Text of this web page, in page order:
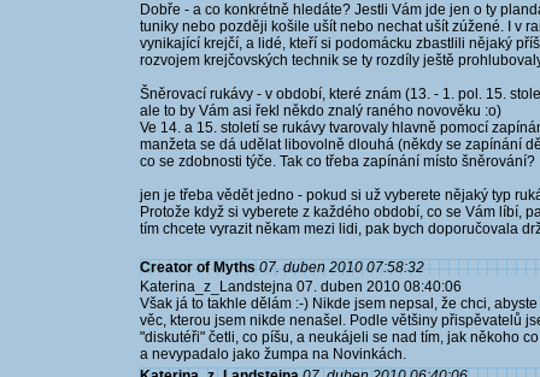
Dobře - a co konkrétně hledáte? Jestli Vám jde jen o ty
tuniky nebo později košile ušít nebo nechat ušít zúžené. I v
vynikající krejčí, a lidé, kteří si podomácku zbastlili nějaký
rozvojem krejčovských technik se ty rozdíly ještě
Šněrovací rukávy - v období, které znám (13. - 1. pol. 15.
ale to by Vám asi řekl někdo znalý raného novověku :o)
Ve 14. a 15. století se rukávy tvarovaly hlavně pomocí
manžeta se dá udělat libovolně dlouhá (někdy se zapínání
co se zdobnosti týče. Tak co třeba zapínání místo šněrování?
jen je třeba vědět jedno - pokud si už vyberete nějaký typ
Protože když si vyberete z každého období, co se Vám líbí,
tím chcete vyrazit někam mezi lidi, pak bych doporučovala
Creator of Myths 07. duben 2010 07:58:32
Katerina_z_Landstejna 07. duben 2010 08:40:06
Však já to takhle dělám :-) Nikde jsem nepsal, že chci,
věc, kterou jsem nikde nenašel. Podle většiny přispěvatelů
"diskutéři" četli, co píšu, a neukájeli se nad tím, jak někoho
a nevypadalo jako žumpa na Novinkách.